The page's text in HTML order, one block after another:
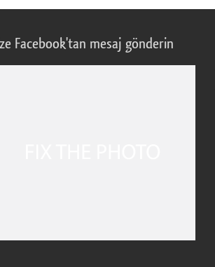
Facebook'tan mesaj gönderin